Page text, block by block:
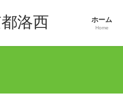
洛西 ホーム
Home